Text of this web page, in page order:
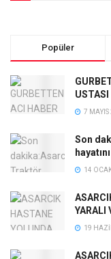
Popüler
USTASI
7 MAYIS
Son
14
YARALI
19